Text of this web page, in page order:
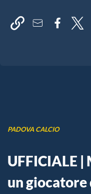
PADOVA CALCIO
UFFICIALE
un giocatore